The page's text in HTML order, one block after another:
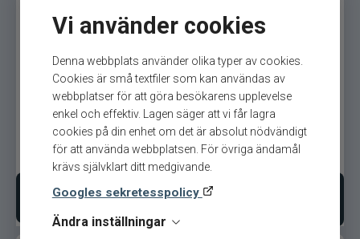
Vi använder cookies
Denna webbplats använder olika typer av cookies.
Cookies är små textfiler som kan användas av
webbplatser för att göra besökarens upplevelse
enkel och effektiv. Lagen säger att vi får lagra
cookies på din enhet om det är absolut nödvändigt
för att använda webbplatsen. För övriga ändamål
krävs självklart ditt medgivande.
Googles sekretesspolicy
Ändra inställningar
Vision Fisu2 Outfit 9’
flugfiskeset
2 599 kr Ord. pris 2 999 kr
Välj variant
Vision Fisu2 Outfit 9´ #6
2 599 kr Ord. pris 2 999 kr